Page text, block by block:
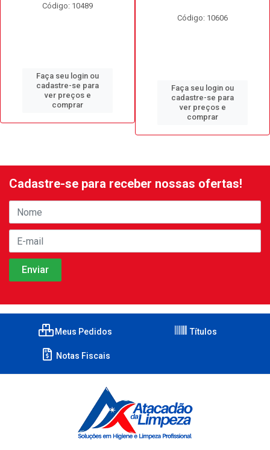
Código: 10489
Faça seu login ou
cadastre-se para
ver preços e
comprar
Código: 10606
Faça seu login ou
cadastre-se para
ver preços e
comprar
Cadastre-se para receber nossas ofertas!
Meus Pedidos Títulos
Notas Fiscais